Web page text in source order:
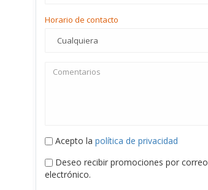
Horario de contacto
Acepto la política de privacidad
Deseo recibir promociones por correo
electrónico.